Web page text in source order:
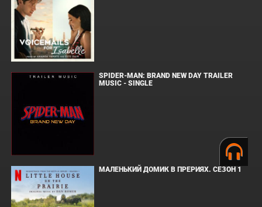
SPIDER-MAN: BRAND NEW DAY TRAILER
MUSIC - SINGLE
МАЛЕНЬКИЙ ДОМИК В ПРЕРИЯХ. СЕЗОН 1